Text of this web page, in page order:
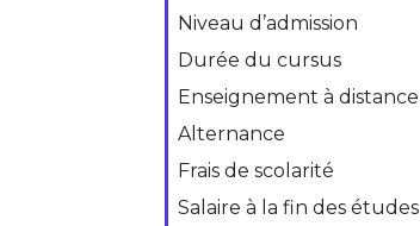
Niveau d’admission
Durée du cursus
Enseignement à distance
Alternance
Frais de scolarité
Salaire à la fin des études